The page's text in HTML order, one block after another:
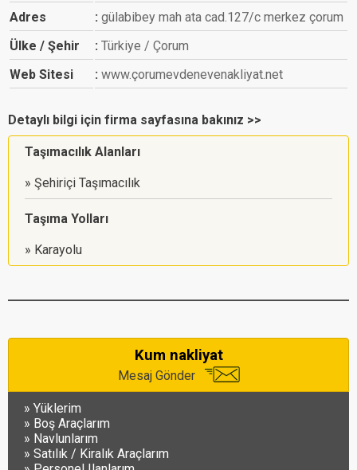
Adres
gülabibey mah ata cad.127/c merkez çorum
Ülke / Şehir
Türkiye / Çorum
Web Sitesi
www.çorumevdenevenakliyat.net
Detaylı bilgi için firma sayfasına bakınız >>
Taşımacılık Alanları
Şehiriçi Taşımacılık
Taşıma Yolları
Karayolu
Kum nakliyat
Mesaj Gönder
Yüklerim
Boş Araçlarım
Navlunlarım
Satılık / Kiralık Araçlarım